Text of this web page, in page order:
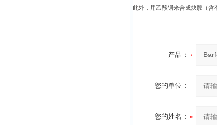
此外，用乙酸铜来合成炔胺（
产品：
您的单位：
您的姓名：